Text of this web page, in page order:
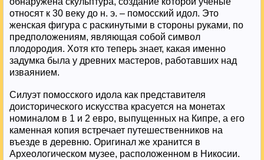
относят к 30 веку до н. э. – помосский идол. Это
женская фигура с раскинутыми в стороны руками, по
предположениям, являющая собой символ
плодородия. Хотя кто теперь знает, какая именно
задумка была у древних мастеров, работавших над
изваянием.
Силуэт помосского идола как представителя
доисторического искусства красуется на монетах
номиналом в 1 и 2 евро, выпущенных на Кипре, а его
каменная копия встречает путешественников на
въезде в деревню. Оригинал же хранится в
Археологическом музее, расположенном в Никосии.